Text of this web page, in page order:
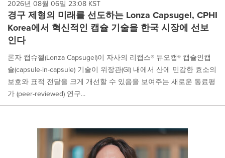
2026년 08월 06일 23:08 KST
경구 제형의 미래를 선도하는 Lonza Capsugel, CPHI
Korea에서 혁신적인 캡슐 기술을 한국 시장에 선보
인다
론자 캡슈젤(Lonza Capsugel)이 자사의 리캡스® 듀오캡® 캡슐인캡
슐(capsule-in-capsule) 기술이 위장관(GI) 내에서 산에 민감한 효소의
보호와 표적 전달을 크게 개선할 수 있음을 보여주는 새로운 동료평
가 (peer-reviewed) 연구...